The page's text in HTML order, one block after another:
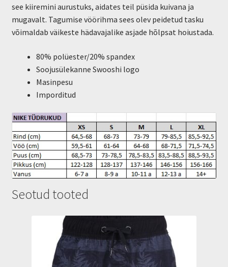
see kiiremini aurustuks, aidates teil püsida kuivana ja
mugavalt. Tagumise vöörihma sees olev peidetud tasku
võimaldab väikeste hädavajalike asjade hõlpsat hoiustada.
80% polüester/20% spandex
Soojusülekanne Swooshi logo
Masinpesu
Imporditud
Seotud tooted